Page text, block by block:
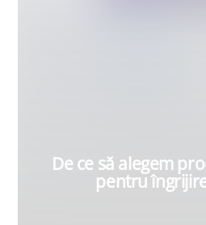
De ce să alegem
pentru